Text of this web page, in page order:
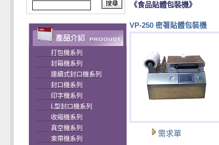
打包機系列
封箱機系列
連續式封口機系列
封口機系列
印字機系列
L型封口機系列
收縮機系列
真空機系列
束帶機系列
《食品貼體包裝機》
VP-250 密著貼體包裝機
需求單